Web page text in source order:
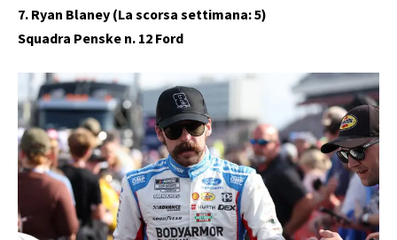
7. Ryan Blaney (La scorsa settimana: 5)
Squadra Penske n. 12 Ford